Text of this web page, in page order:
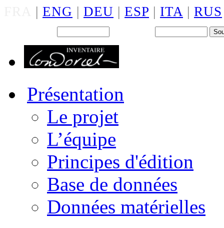
| ENG | DEU | ESP | ITA | RUS
Présentation
Le projet
L’équipe
Principes d'édition
Base de données
Données matérielles